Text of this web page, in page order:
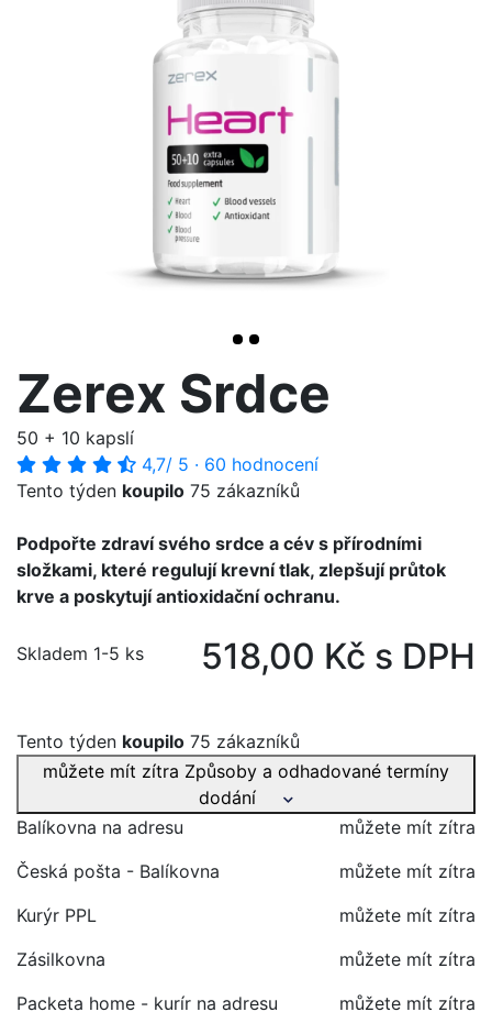
Zerex Srdce
50 + 10 kapslí
4,7/ 5 · 60 hodnocení
Tento týden koupilo 75 zákazníků
Podpořte zdraví svého srdce a cév s přírodními
složkami, které regulují krevní tlak, zlepšují průtok
krve a poskytují antioxidační ochranu.
Skladem 1-5 ks 518,00 Kč s DPH
Tento týden koupilo 75 zákazníků
můžete mít zítra Způsoby a odhadované termíny
dodání
Balíkovna na adresu
můžete mít zítra
Česká pošta - Balíkovna
můžete mít zítra
Kurýr PPL
můžete mít zítra
Zásilkovna
můžete mít zítra
Packeta home - kurír na adresu
můžete mít zítra